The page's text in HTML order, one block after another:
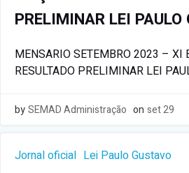
PRELIMINAR LEI PAULO
MENSARIO SETEMBRO 2023 – XI
RESULTADO PRELIMINAR LEI
bySEMAD Administração on set 29
Jornal oficial Lei Paulo Gustavo